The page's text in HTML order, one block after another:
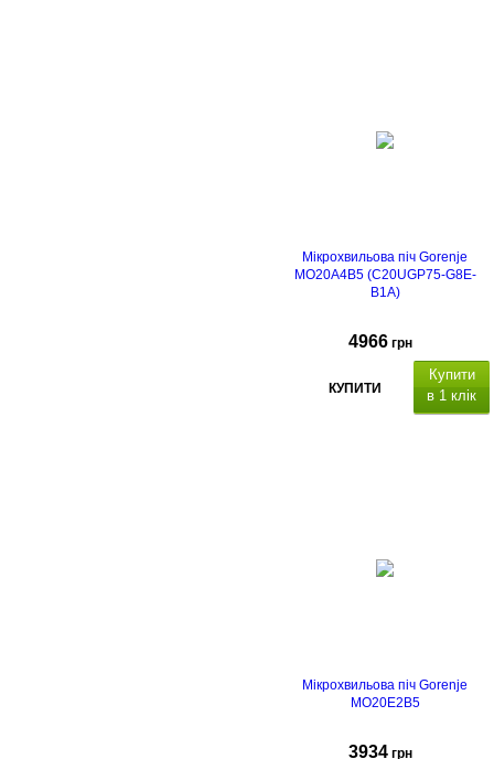
Мікрохвильова піч Gorenje
MO20A4B5 (C20UGP75-G8E-
B1A)
4966 грн
КУПИТИ
Купити
в 1 клік
Мікрохвильова піч Gorenje
MO20E2B5
3934 грн